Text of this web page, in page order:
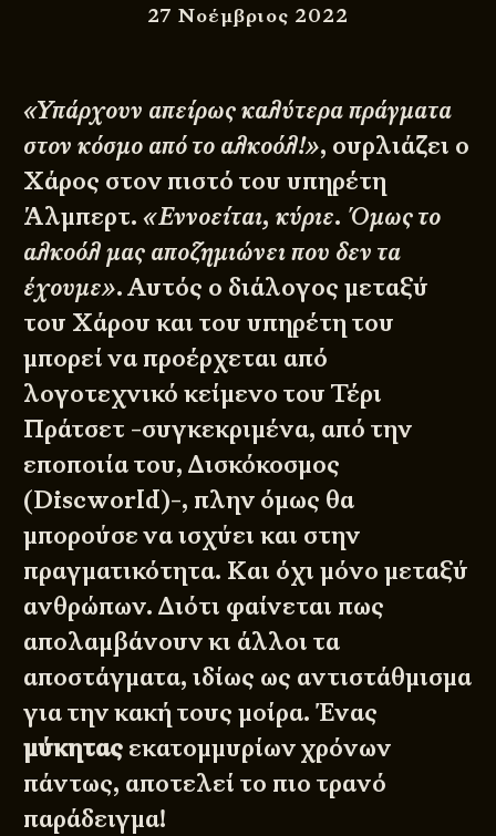
27 Νοέμβριος 2022
«Υπάρχουν απείρως καλύτερα πράγματα
στον κόσμο από το αλκοόλ!», ουρλιάζει ο
Χάρος στον πιστό του υπηρέτη
Άλμπερτ.«Εννοείται, κύριε. Όμως το
αλκοόλ μας αποζημιώνει που δεν τα
έχουμε». Αυτός ο διάλογος μεταξύ
του Χάρου και του υπηρέτη του
μπορεί να προέρχεται από
λογοτεχνικό κείμενο του Τέρι
Πράτσετ -συγκεκριμένα, από την
εποποιία του, Δισκόκοσμος
(Discworld)-, πλην όμως θα
μπορούσε να ισχύει και στην
πραγματικότητα. Και όχι μόνο μεταξύ
ανθρώπων. Διότι φαίνεται πως
απολαμβάνουν κι άλλοι τα
αποστάγματα, ιδίως ως αντιστάθμισμα
για την κακή τους μοίρα. Ένας
μύκητας εκατομμυρίων χρόνων
πάντως, αποτελεί το πιο τρανό
παράδειγμα!